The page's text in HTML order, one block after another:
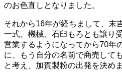
のお色直しとなりました。
それから16年が経ちまして、末
一式、機械、石臼もろとも譲り
営業するようになってから70年
に、もう自分の名前で商売して
と考え、加賀製粉の出発を決めま